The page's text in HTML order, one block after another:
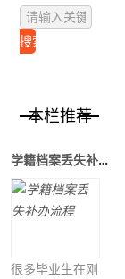
本栏推荐
学籍档案丢失补办流程
很多毕业生在刚